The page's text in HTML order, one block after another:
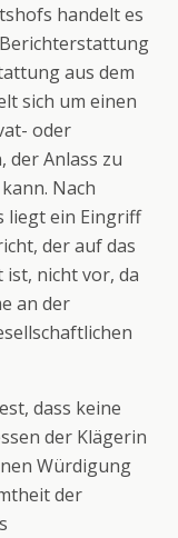
handelt es
aus dem
sich um einen
oder
der Anlass zu
Nach
liegt ein Eingriff
der auf das
nicht vor, da
an der
dass keine
der Klägerin
Würdigung
der